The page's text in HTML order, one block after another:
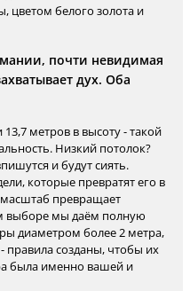
цветом белого золота и
почти невидимая
дух. Оба
метров в высоту - такой
Низкий потолок?
и будут сиять.
которые превратят его в
превращает
выборе мы даём полную
диаметром более 2 метра,
правила созданы, чтобы их
была именно вашей и